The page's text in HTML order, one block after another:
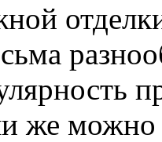
же можно